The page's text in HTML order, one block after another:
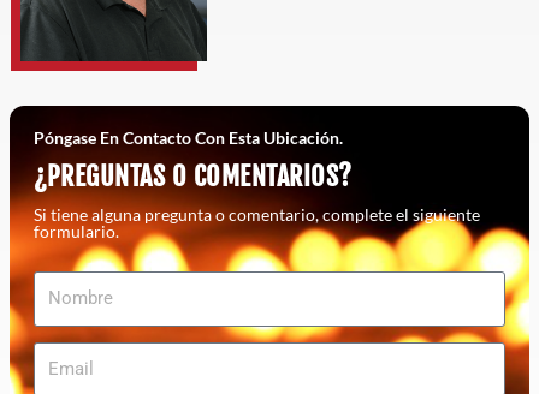
Póngase En Contacto Con Esta Ubicación.
¿PREGUNTAS O COMENTARIOS?
Si tiene alguna pregunta o comentario, complete el siguiente
formulario.
Nombre
Email